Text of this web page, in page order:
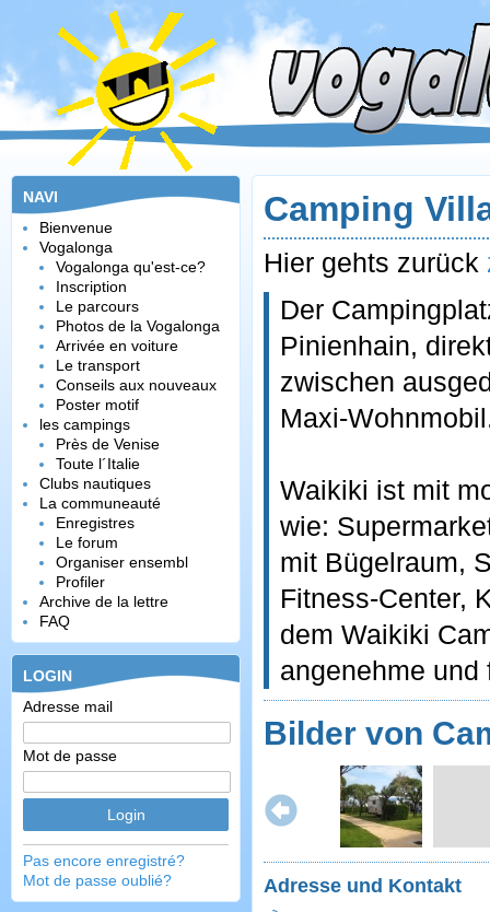
NAVI
Bienvenue
Vogalonga
Vogalonga qu'est-ce?
Inscription
Le parcours
Photos de la Vogalonga
Arrivée en voiture
Le transport
Conseils aux nouveaux
Poster motif
les campings
Près de Venise
Toute l´Italie
Clubs nautiques
La communeauté
Enregistres
Le forum
Organiser ensembl
Profiler
Archive de la lettre
FAQ
LOGIN
Adresse mail
Mot de passe
Pas encore enregistré?
Mot de passe oublié?
Camping
Hier gehts zurück
Der
Pinienhain,
zwischen
Maxi-
Waikiki ist mit
wie:
mit Bügelraum,
Fitness-Center,
dem Waikiki
angenehme
Bilder von
Adresse und Kontakt